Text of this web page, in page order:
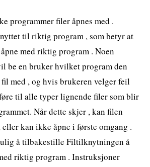
programmer filer åpnes med .
til riktig program , som betyr at
med riktig program . Noen
be en bruker hvilket program den
med , og hvis brukeren velger feil
til alle typer lignende filer som blir
Når dette skjer , kan filen
eller kan ikke åpne i første omgang .
å tilbakestille Filtilknytningen å
riktig program . Instruksjoner